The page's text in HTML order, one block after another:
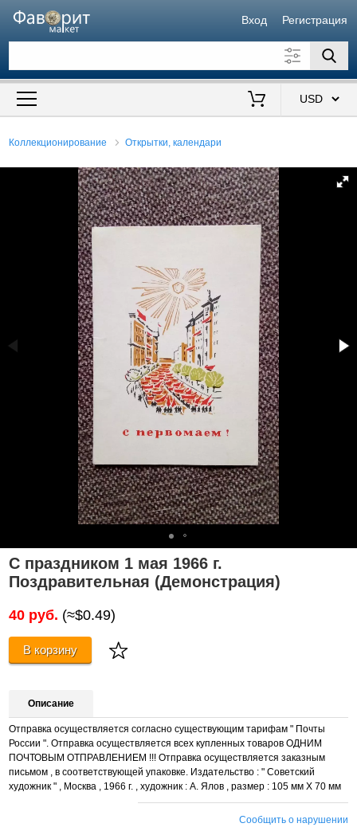
Вход Регистрация
Искать также в описании
Коллекционирование Открытки, календари
С праздником 1 мая 1966 г.
Поздравительная (Демонстрация)
40 руб. (≈$0.49)
В корзину
Описание
Отправка осуществляется согласно существующим тарифам " Почты
России ". Отправка осуществляется всех купленных товаров ОДНИМ
ПОЧТОВЫМ ОТПРАВЛЕНИЕМ !!! Отправка осуществляется заказным
письмом , в соответствующей упаковке. Издательство : " Советский
художник " , Москва , 1966 г. , художник : А. Ялов , размер : 105 мм Х 70 мм
Сообщить о нарушении